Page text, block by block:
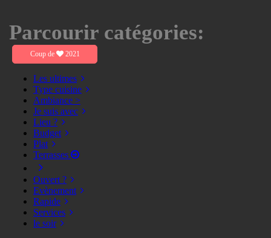
Parcourir catégories:
Coup de 2021
Les ultimes
Type cuisine
Ambiance >
Je suis avec
Lieu ?
Budget
Plat
Terrasses
Ouvert ?
Evènement
Rapide
Services
le soir